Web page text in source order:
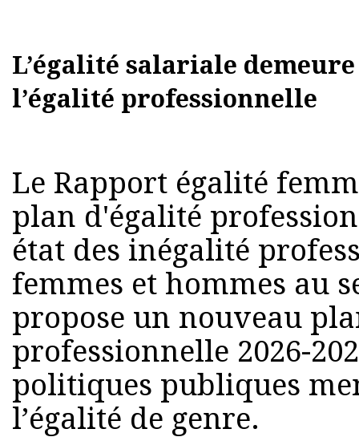
L’égalité salariale
l’égalité professionnelle
Le Rapport égalité
plan d'égalité
état des inégalité
femmes et hommes au
propose un nouveau
professionnelle 2026-
politiques publiques
l’égalité de genre.